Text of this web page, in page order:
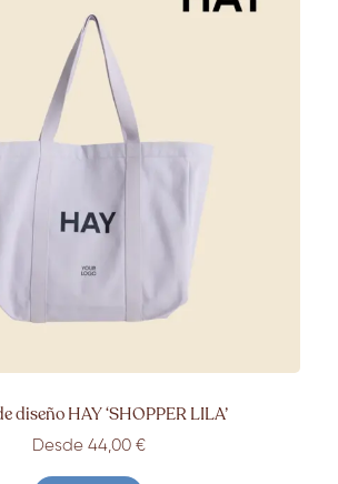
diseño HAY ‘SHOPPER LILA’
Desde 44,00 €